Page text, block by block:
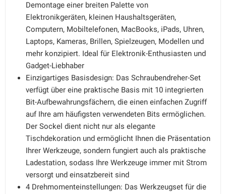
Demontage einer breiten Palette von
Elektronikgeräten, kleinen Haushaltsgeräten,
Computern, Mobiltelefonen, MacBooks, iPads, Uhren,
Laptops, Kameras, Brillen, Spielzeugen, Modellen und
mehr konzipiert. Ideal für Elektronik-Enthusiasten und
Gadget-Liebhaber
Einzigartiges Basisdesign: Das Schraubendreher-Set
verfügt über eine praktische Basis mit 10 integrierten
Bit-Aufbewahrungsfächern, die einen einfachen Zugriff
auf Ihre am häufigsten verwendeten Bits ermöglichen.
Der Sockel dient nicht nur als elegante
Tischdekoration und ermöglicht Ihnen die Präsentation
Ihrer Werkzeuge, sondern fungiert auch als praktische
Ladestation, sodass Ihre Werkzeuge immer mit Strom
versorgt und einsatzbereit sind
4 Drehmomenteinstellungen: Das Werkzeugset für die